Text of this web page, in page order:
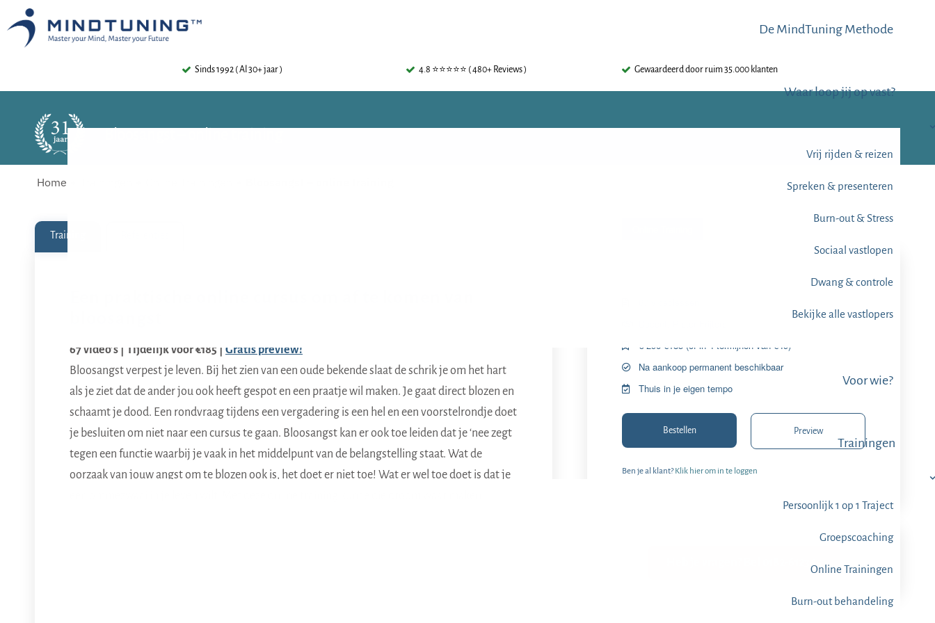
De MindTuning Methode
Waar loop jij op vast?
Vrij rijden & reizen
Spreken & presenteren
Burn-out & Stress
Sociaal vastlopen
Dwang & controle
Bekijke alle vastlopers
Voor wie?
Trainingen
Persoonlijk 1 op 1 Traject
Groepscoaching
Online Trainingen
Burn-out behandeling
Sinds 1992 ( Al 30+ jaar ) 4.8 ⭐⭐⭐⭐⭐ ( 480+ Reviews ) Gewaardeerd door ruim 35.000 klanten
Home
Training
67 video’s | Tijdelijk voor €185 | Gratis preview!
Bloosangst verpest je leven. Bij het zien van een oude bekende slaat de schrik je om het hart
als je ziet dat de ander jou ook heeft gespot en een praatje wil maken. Je gaat direct blozen en
schaamt je dood. Een rondvraag tijdens een vergadering is een hel en een voorstelrondje doet
je besluiten om niet naar een cursus te gaan. Bloosangst kan er ook toe leiden dat je ‘nee zegt
tegen een functie waarbij je vaak in het middelpunt van de belangstelling staat. Wat de
oorzaak van jouw angst om te blozen ook is, het doet er niet toe! Wat er wel toe doet is dat je
€̶ ̶2̶9̶0̶ €185 (of in 4 termijnen van €49)
Na aankoop permanent beschikbaar
Thuis in je eigen tempo
Bestellen Preview
Ben je al klant?Klik hier om in te loggen
Heb je vragen? Bel 0182-612345